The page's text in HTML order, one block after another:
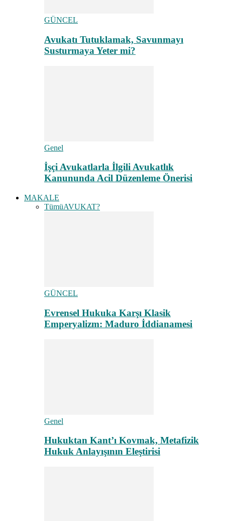
GÜNCEL
Avukatı Tutuklamak, Savunmayı
Susturmaya Yeter mi?
Genel
İşçi Avukatlarla İlgili Avukatlık
Kanununda Acil Düzenleme Önerisi
MAKALE
TümüAVUKAT?
GÜNCEL
Evrensel Hukuka Karşı Klasik
Emperyalizm: Maduro İddianamesi
Genel
Hukuktan Kant’ı Kovmak, Metafizik
Hukuk Anlayışının Eleştirisi